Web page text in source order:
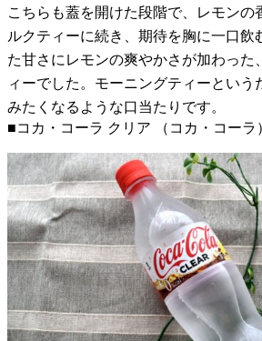
こちらも蓋を開けた段階で、レモン
ルクティーに続き、期待を胸に一口
た甘さにレモンの爽やかさが加わった
ィーでした。モーニングティーという
みたくなるような口当たりです。
■コカ・コーラ クリア （コカ・コーラ